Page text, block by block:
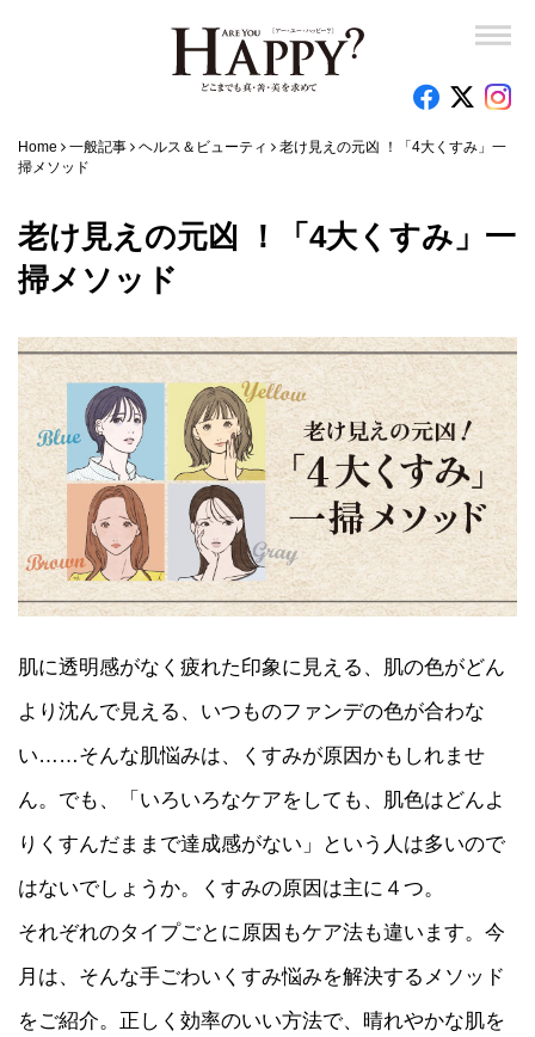
Home 一般記事 ヘルス＆ビューティ
老け見えの元凶 ！「4大くすみ」一
掃メソッド
老け見えの元凶 ！「4大くすみ」一
掃メソッド
肌に透明感がなく疲れた印象に見える、肌の色がどん
より沈んで見える、いつものファンデの色が合わな
い……そんな肌悩みは、くすみが原因かもしれませ
ん。でも、「いろいろなケアをしても、肌色はどんよ
りくすんだままで達成感がない」という人は多いので
はないでしょうか。くすみの原因は主に４つ。
それぞれのタイプごとに原因もケア法も違います。今
月は、そんな手ごわいくすみ悩みを解決するメソッド
をご紹介。正しく効率のいい方法で、晴れやかな肌を